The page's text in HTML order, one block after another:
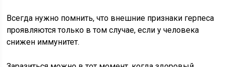
Всегда нужно помнить, что внешние признаки герпеса
проявляются только в том случае, если у человека
снижен иммунитет.